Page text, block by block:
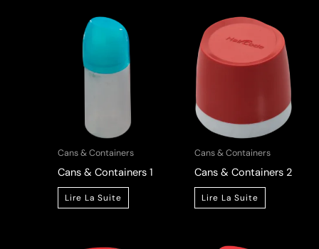
Cans & Containers
Cans & Containers 1
Lire La Suite
Cans & Containers
Cans & Containers 2
Lire La Suite